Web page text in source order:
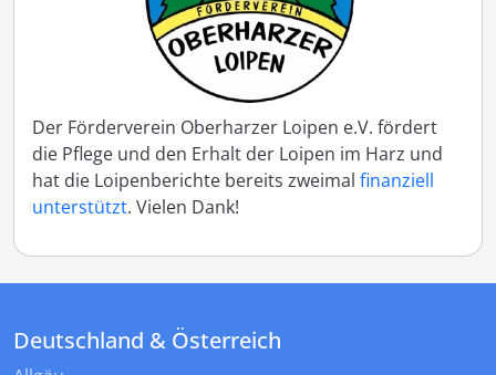
Der Förderverein Oberharzer Loipen e.V. fördert
die Pflege und den Erhalt der Loipen im Harz und
hat die Loipenberichte bereits zweimal finanziell
unterstützt. Vielen Dank!
Deutschland & Österreich